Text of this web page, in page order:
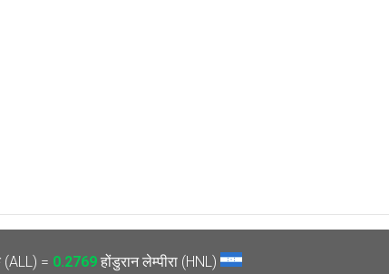
(ALL) = 0.2769होंडुरान लेम्पीरा (HNL)